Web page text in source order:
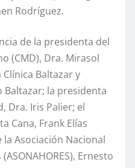
Rodríguez.
de la presidenta del
(CMD), Dra. Mirasol
Baltazar y
Baltazar; la presidenta
Dra. Iris Palier; el
Cana, Frank Elías
Asociación Nacional
Ernesto